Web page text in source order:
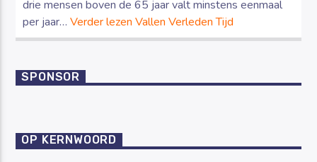
drie mensen boven de 65 jaar valt minstens eenmaal
per jaar…Verder lezen Vallen Verleden Tijd
SPONSOR
OP KERNWOORD